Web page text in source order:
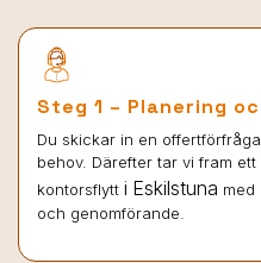
Steg 1 – Planering
Du skickar in en
behov. Därefter tar vi fram
kontorsflytt i Eskilstuna med
och genomförande.